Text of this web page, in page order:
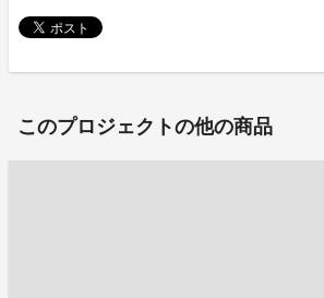
このプロジェクトの他の商品